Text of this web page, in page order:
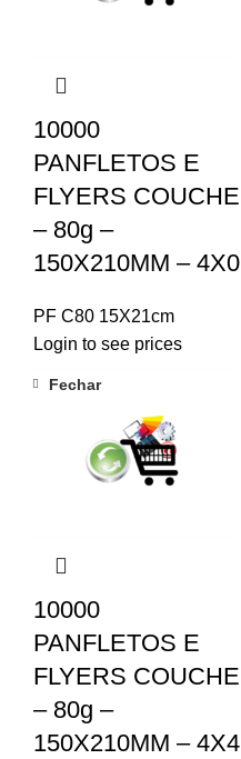
10000
PANFLETOS E
FLYERS COUCHE
– 80g –
150X210MM – 4X0
PF C80 15X21cm
Login to see prices
Fechar
10000
PANFLETOS E
FLYERS COUCHE
– 80g –
150X210MM – 4X4